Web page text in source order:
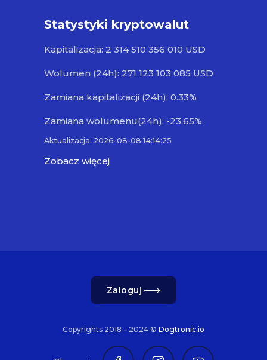
Statystyki kryptowalut
Kapitalizacja: 2 314 510 356 010 USD
Wolumen (24h): 271 123 103 085 USD
Zamiana kapitalizacji (24h): 0.33%
Zamiana wolumenu(24h): -23.65%
Aktualizacja: 2026-08-08 14:14:25
Zobacz więcej
Zaloguj
Copyrights 2018 – 2024 © Dogtronic.io